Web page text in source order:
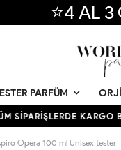
⭐4 AL 3
PARFÜM
KARGO
Opera 100 ml Unisex tester